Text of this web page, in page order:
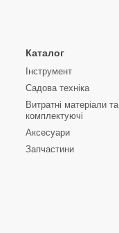
Каталог
Інструмент
Садова техніка
Витратні матеріали та
комплектуючі
Аксесуари
Запчастини